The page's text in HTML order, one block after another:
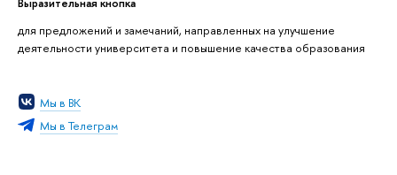
для предложений и замечаний, направленных на улучшение
деятельности университета и повышение качества образования
Мы в ВК
Мы в Телеграм